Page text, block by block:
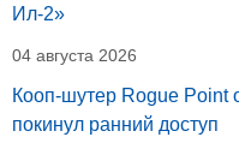
Ил-2»
04 августа 2026
Кооп-шутер Rogue Point
покинул ранний доступ